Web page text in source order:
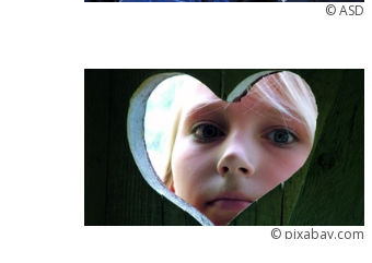
©ASD
© pixabay.com